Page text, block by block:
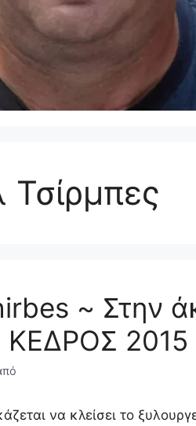
~ Στην
ΚΕΔΡΟΣ
να κλείσει το